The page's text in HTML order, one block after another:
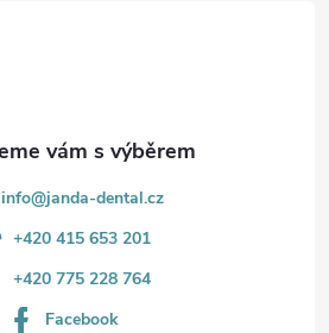
info@janda-dental.cz
+420 415 653 201
+420 775 228 764
Facebook